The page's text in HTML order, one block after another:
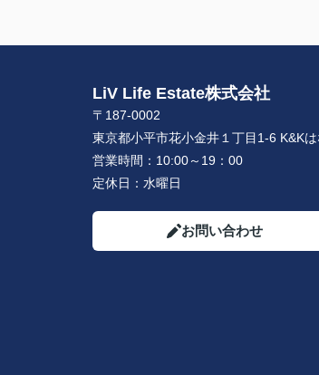
LiV Life Estate株式会社
〒187-0002
東京都小平市花小金井１丁目1-6 K&K
営業時間： 10:00～19：00
定休日： 水曜日
お問い合わせ